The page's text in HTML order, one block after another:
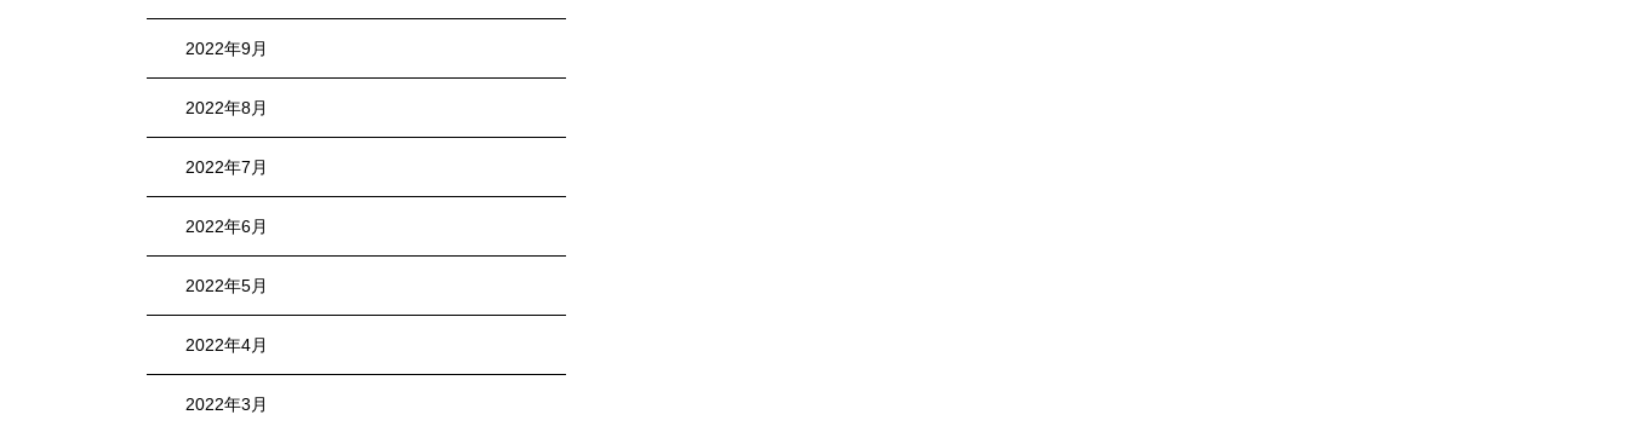
2022年9月
2022年8月
2022年7月
2022年6月
2022年5月
2022年4月
2022年3月